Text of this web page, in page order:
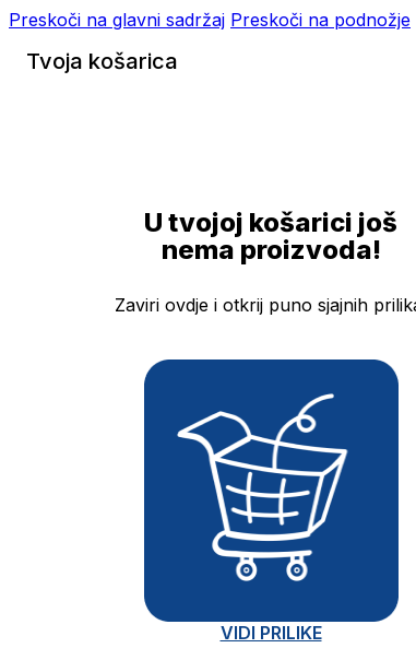
Preskoči na glavni sadržaj Preskoči na podnožje
Tvoja košarica
U tvojoj košarici još
nema proizvoda!
Zaviri ovdje i otkrij puno sjajnih
VIDI PRILIKE